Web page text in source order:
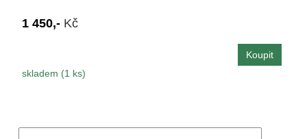
1 450,- Kč
skladem (1 ks)